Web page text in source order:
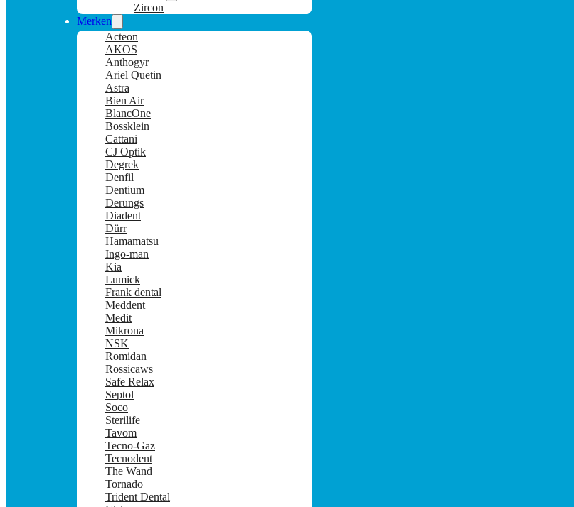
Zircon
Merken
Acteon
AKOS
Anthogyr
Ariel Quetin
Astra
Bien Air
BlancOne
Bossklein
Cattani
CJ Optik
Degrek
Denfil
Dentium
Derungs
Diadent
Dürr
Hamamatsu
Ingo-man
Kia
Lumick
Frank dental
Meddent
Medit
Mikrona
NSK
Romidan
Rossicaws
Safe Relax
Septol
Soco
Sterilife
Tavom
Tecno-Gaz
Tecnodent
The Wand
Tornado
Trident Dental